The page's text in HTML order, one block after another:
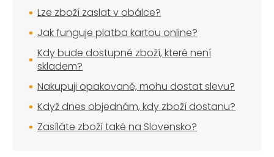
Lze zboží zaslat v obálce?
Jak funguje platba kartou online?
Kdy bude dostupné zboží, které není
skladem?
Nakupuji opakovaně, mohu dostat slevu?
Když dnes objednám, kdy zboží dostanu?
Zasíláte zboží také na Slovensko?